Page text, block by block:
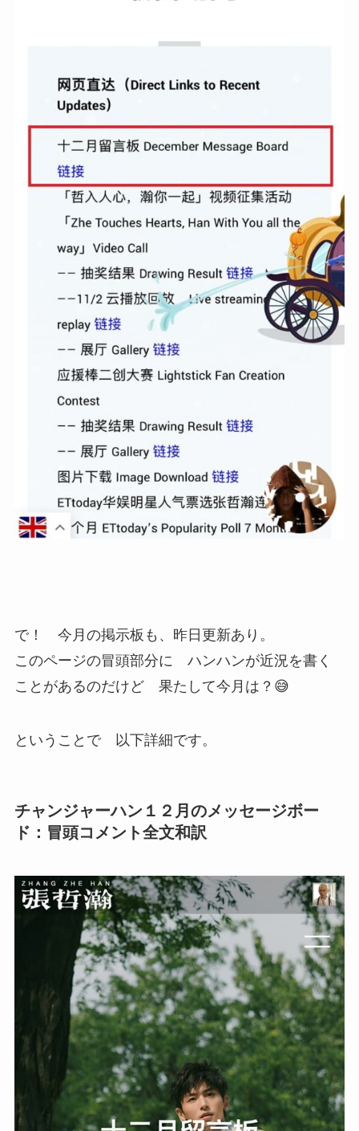
で！ 今月の掲示板も、昨日更新あり。
このページの冒頭部分に ハンハンが近況を書く
ことがあるのだけど 果たして今月は？😅
ということで 以下詳細です。
チャンジャーハン１２月のメッセージボー
ド：冒頭コメント全文和訳